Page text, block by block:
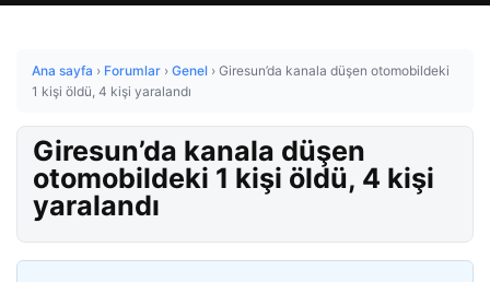
Ana sayfa › Forumlar › Genel › Giresun’da kanala düşen otomobildeki
1 kişi öldü, 4 kişi yaralandı
Giresun’da kanala düşen
otomobildeki 1 kişi öldü, 4 kişi
yaralandı